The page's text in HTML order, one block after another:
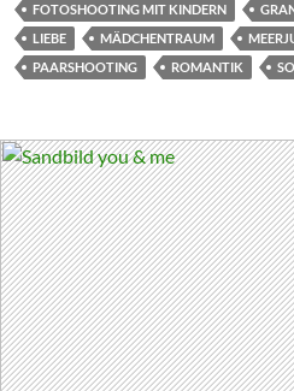
FOTOSHOOTING MIT KINDERN
LIEBE
MÄDCHENTRAUM
PAARSHOOTING
ROMANTIK